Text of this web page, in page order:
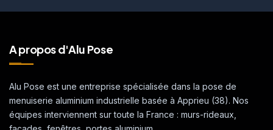
A propos d'Alu Pose
Alu Pose est une entreprise spécialisée dans la pose de
menuiserie aluminium industrielle basée à Apprieu (38). Nos
équipes interviennent sur toute la France : murs-rideaux,